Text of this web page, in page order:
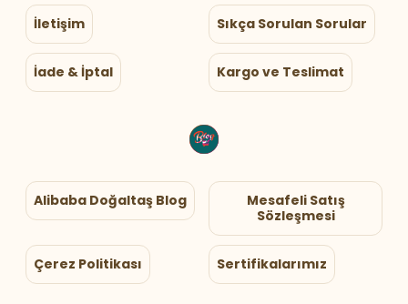
İletişim Sıkça Sorulan Sorular
İade & İptal Kargo ve Teslimat
Alibaba Doğaltaş Blog
Mesafeli Satış
Sözleşmesi
Çerez Politikası Sertifikalarımız